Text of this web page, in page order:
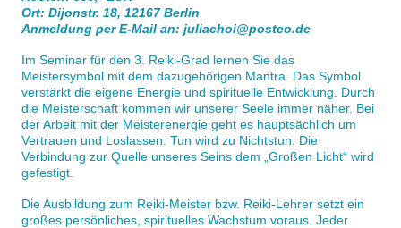
Ort: Dijonstr. 18, 12167 Berlin
Anmeldung per E-Mail an: juliachoi@posteo.de
Im Seminar für den 3. Reiki-Grad lernen Sie das
Meistersymbol mit dem dazugehörigen Mantra. Das Symbol
verstärkt die eigene Energie und spirituelle Entwicklung. Durch
die Meisterschaft kommen wir unserer Seele immer näher. Bei
der Arbeit mit der Meisterenergie geht es hauptsächlich um
Vertrauen und Loslassen. Tun wird zu Nichtstun. Die
Verbindung zur Quelle unseres Seins dem „Großen Licht“ wird
gefestigt.
Die Ausbildung zum Reiki-Meister bzw. Reiki-Lehrer setzt ein
großes persönliches, spirituelles Wachstum voraus. Jeder